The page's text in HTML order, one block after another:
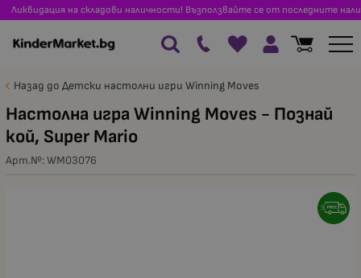
Ликвидация на складови наличности! Възползвайте се от последните
Назад до Детски настолни игри Winning Moves
Настолна игра Winning Moves - Познай
кой, Super Mario
Арт.№:WM03076